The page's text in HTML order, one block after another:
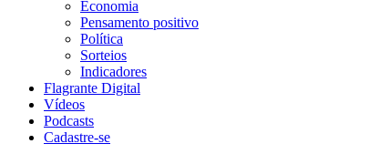
Economia
Pensamento positivo
Política
Sorteios
Indicadores
Flagrante Digital
Vídeos
Podcasts
Cadastre-se